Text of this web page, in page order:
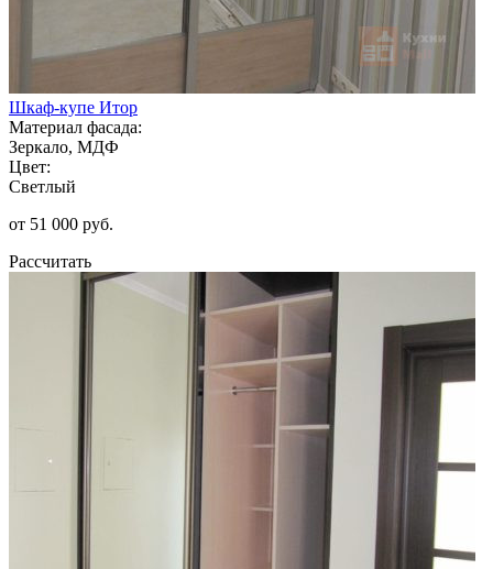
Шкаф-купе Итор
Материал фасада:
Зеркало, МДФ
Цвет:
Светлый
от 51 000 руб.
Рассчитать